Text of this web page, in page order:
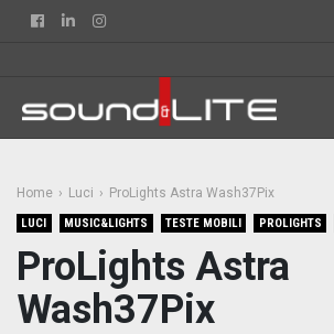
FacebookLinkedin
Home Luci ProLights Astra Wash37Pix
LUCI MUSIC&LIGHTS TESTE MOBILI PROLIGHTS
ProLights Astra
Wash37Pix